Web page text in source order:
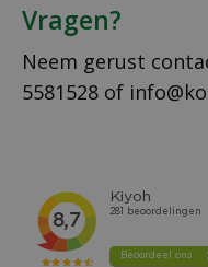
Vragen?
Neem gerust
5581528 of